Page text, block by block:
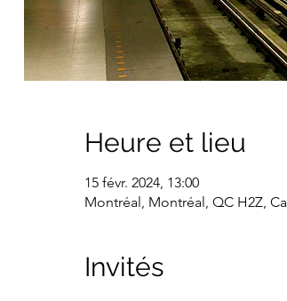
Heure et lieu
15 févr. 2024, 13:00
Montréal, Montréal, QC H2Z,
Invités